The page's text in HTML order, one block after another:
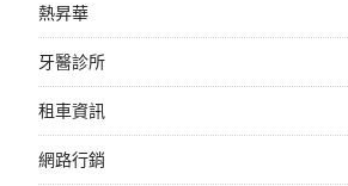
熱昇華
牙醫診所
租車資訊
網路行銷